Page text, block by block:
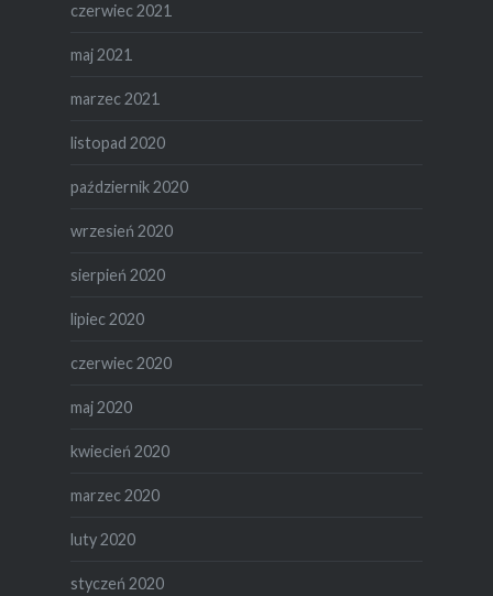
czerwiec 2021
maj 2021
marzec 2021
listopad 2020
październik 2020
wrzesień 2020
sierpień 2020
lipiec 2020
czerwiec 2020
maj 2020
kwiecień 2020
marzec 2020
luty 2020
styczeń 2020